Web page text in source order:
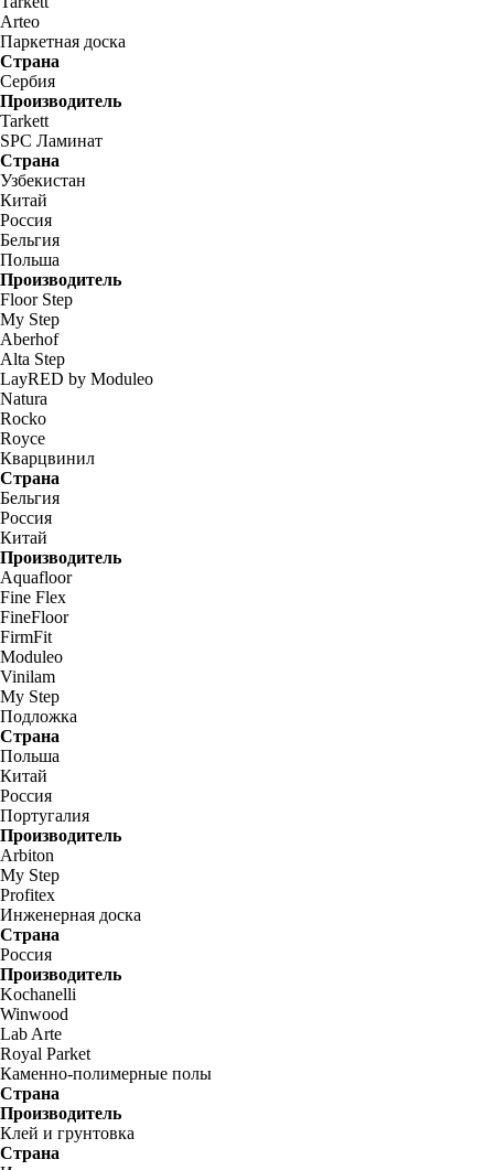
Arteo
Паркетная доска
Страна
Сербия
Производитель
Tarkett
SPC Ламинат
Страна
Узбекистан
Китай
Россия
Бельгия
Польша
Производитель
Floor Step
My Step
Aberhof
Alta Step
LayRED by Moduleo
Natura
Rocko
Royce
Кварцвинил
Страна
Бельгия
Россия
Китай
Производитель
Aquafloor
Fine Flex
FineFloor
FirmFit
Moduleo
Vinilam
My Step
Подложка
Страна
Польша
Китай
Россия
Португалия
Производитель
Arbiton
My Step
Profitex
Инженерная доска
Страна
Россия
Производитель
Kochanelli
Winwood
Lab Arte
Royal Parket
Каменно-полимерные полы
Страна
Производитель
Клей и грунтовка
Страна